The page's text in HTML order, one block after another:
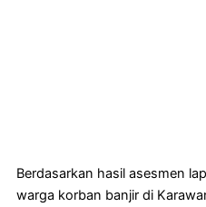
Berdasarkan hasil asesmen
warga korban banjir di